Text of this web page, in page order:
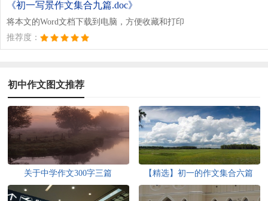
《初一写景作文集合九篇.doc》
将本文的Word文档下载到电脑，方便收藏和打印
推荐度：
初中作文图文推荐
关于中学作文300字三篇 【精选】初一的作文集合六篇